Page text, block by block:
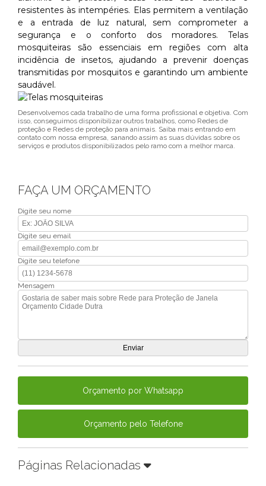
resistentes às intempéries. Elas permitem a ventilação
e a entrada de luz natural, sem comprometer a
segurança e o conforto dos moradores. Telas
mosquiteiras são essenciais em regiões com alta
incidência de insetos, ajudando a prevenir doenças
transmitidas por mosquitos e garantindo um ambiente
saudável.
Desenvolvemos cada trabalho de uma forma profissional e objetiva. Com
isso, conseguimos disponibilizar outros trabalhos, como Redes de
proteção e Redes de proteção para animais. Saiba mais entrando em
contato com nossa empresa, sanando assim as suas dúvidas sobre os
serviços e produtos disponibilizados pelo ramo com a melhor marca.
FAÇA UM ORÇAMENTO
Digite seu nome
Digite seu email
Digite seu telefone
Mensagem
Orçamento por Whatsapp
Orçamento pelo Telefone
Páginas Relacionadas